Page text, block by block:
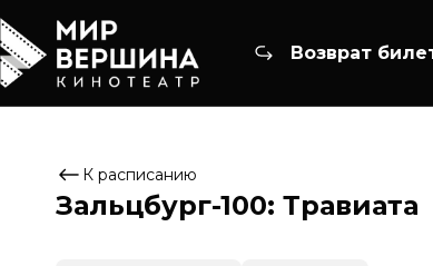
Возврат
К расписанию
Зальцбург-100: Травиата